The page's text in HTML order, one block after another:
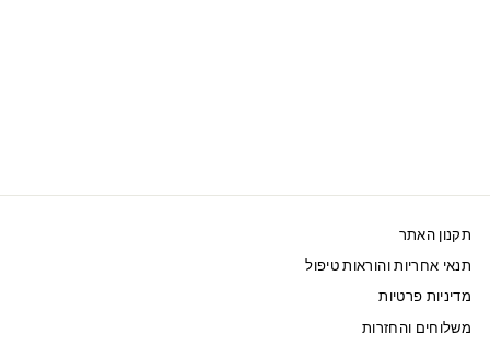
תקנון האתר
תנאי אחריות והוראות טיפול
מדיניות פרטיות
משלוחים והחזרות